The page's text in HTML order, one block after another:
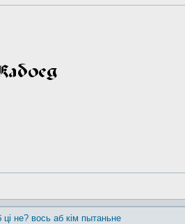
ці не? вось аб кім пытаньне